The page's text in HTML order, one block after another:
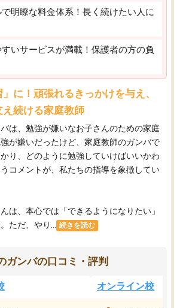
で明瞭な料金体系！長く続けたい人に
いサービスが満載！保護者の方の負
に！頑張れるきっかけを与え、
え続ける家庭教師
は、勉強が嫌いなお子さんのための家庭
が嫌いだったけど、家庭教師のガンバで
り、どのように勉強していけばいいかわ
コメントが、私たちの指導を象徴してい
は、本心では「できるようになりたい」
ただ、やり...
続きを読む
ガンバの口コミ・評判
オンライン校